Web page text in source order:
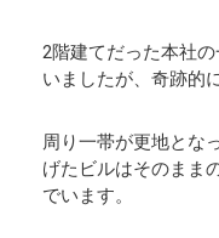
2階建てだった本社
いましたが、奇跡的
周り一帯が更地とな
げたビルはそのまま
でいます。